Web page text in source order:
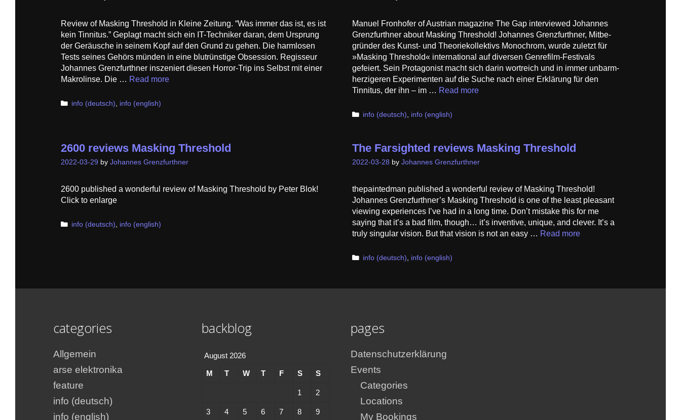
Review of Masking Threshold in Kleine Zeitung. “Was immer das ist, es ist
kein Tinnitus.” Geplagt macht sich ein IT-Techniker daran, dem Ursprung
der Geräusche in seinem Kopf auf den Grund zu gehen. Die harmlosen
Tests seines Gehörs münden in eine blutrünstige Obsession. Regisseur
Johannes Grenzfurthner inszeniert diesen Horror-Trip ins Selbst mit einer
Makrolinse. Die … Read more
Categories
info (deutsch) info (english)
Manuel Fronhofer of Austrian magazine The Gap interviewed Johannes
Grenzfurthner about Masking Threshold! Johannes Grenzfurthner, Mitbe­
gründer des Kunst- und Theorie­kollektivs Monochrom, wurde zuletzt für
»Masking Threshold« inter­national auf diversen Genrefilm-Festivals
gefeiert. Sein Protagonist macht sich darin wortreich und in immer unbarm­
herzigeren Experi­menten auf die Suche nach einer Erklärung für den
Tinnitus, der ihn – im … Read more
Categories
info (deutsch) info (english)
2600 reviews Masking Threshold
2022-03-29 by Johannes Grenzfurthner
2600 published a wonderful review of Masking Threshold by Peter Blok!
Click to enlarge
Categories
info (deutsch) info (english)
The Farsighted reviews Masking Threshold
2022-03-28 by Johannes Grenzfurthner
thepaintedman published a wonderful review of Masking Threshold!
Johannes Grenzfurthner’s Masking Threshold is one of the least pleasant
viewing experiences I’ve had in a long time. Don’t mistake this for me
saying that it’s a bad film, though… it’s inventive, unique, and clever. It’s a
truly singular vision. But that vision is not an easy … Read more
Categories
info (deutsch) info (english)
categories
Allgemein
arse elektronika
feature
info (deutsch)
info (english)
backblog
August 2026
M T W T F S S
1 2
3 4 5 6 7 8 9
pages
Datenschutzerklärung
Events
Categories
Locations
My Bookings